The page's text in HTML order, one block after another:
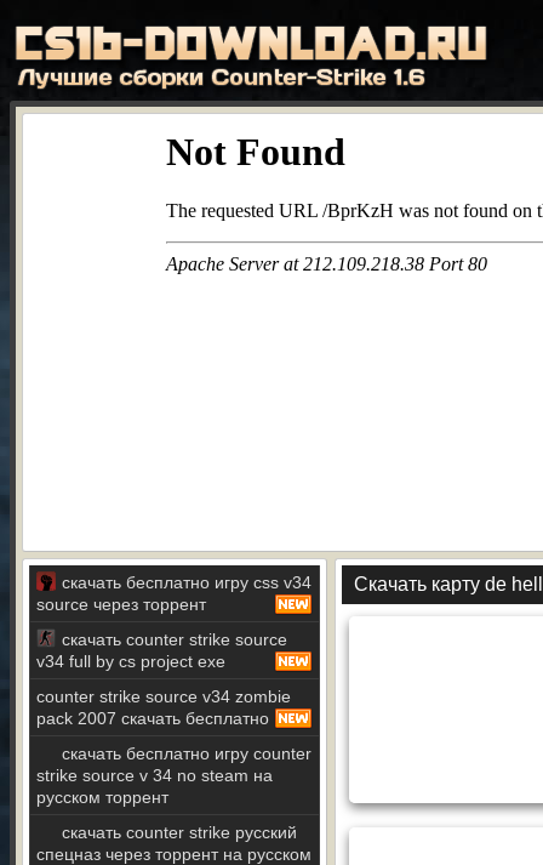
скачать бесплатно игру css v34
source через торрент
скачать counter strike source
v34 full by cs project exe
counter strike source v34 zombie
paсk 2007 скачать бесплатно
скачать бесплатно игру counter
strike source v 34 no steam на
русском торрент
скачать counter strike русский
спецназ через торрент на русском
Скачать карту de